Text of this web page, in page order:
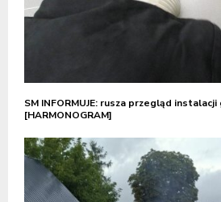
SM INFORMUJE: rusza przegląd
[HARMONOGRAM]